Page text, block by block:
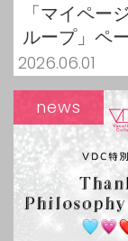
「マイペー
ループ」ペ
2026.06.01
news